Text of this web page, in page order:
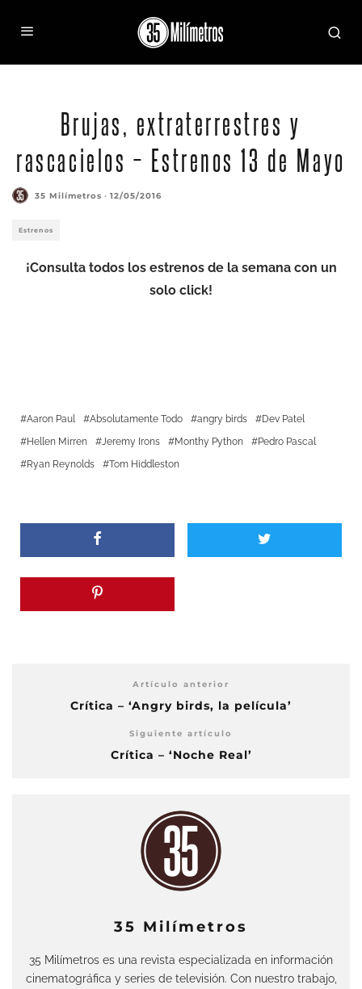
Brujas, extraterrestres y
rascacielos – Estrenos 13 de Mayo
35 Milímetros · 12/05/2016
Estrenos
¡Consulta todos los estrenos de la semana con un
solo click!
Aaron Paul Absolutamente Todo angry birds
Dev Patel
Hellen Mirren
Jeremy Irons Monthy Python
Pedro Pascal
Ryan Reynolds
Tom Hiddleston
Artículo anterior
Crítica – ‘Angry birds, la película’
Siguiente artículo
Crítica – ‘Noche Real’
35 Milímetros
35 Milímetros es una revista especializada en información
cinematográfica y series de televisión. Con nuestro trabajo,